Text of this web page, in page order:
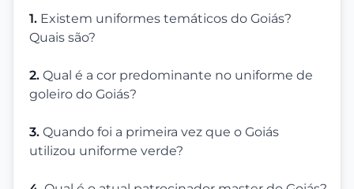
1. Existem uniformes temáticos do Goiás?
Quais são?
2. Qual é a cor predominante no uniforme de
goleiro do Goiás?
3. Quando foi a primeira vez que o Goiás
utilizou uniforme verde?